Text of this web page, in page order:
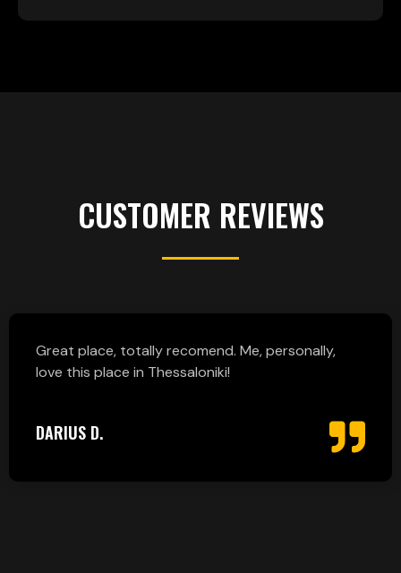
CUSTOMER REVIEWS
Great place, totally recomend. Me, personally,
love this place in Thessaloniki!
DARIUS D.